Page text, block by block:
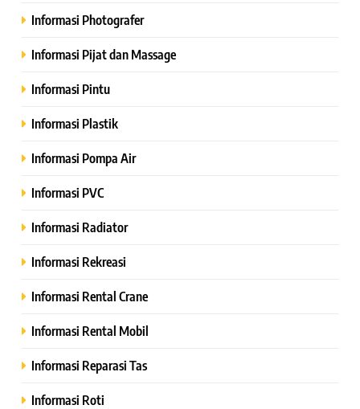
Informasi Photografer
Informasi Pijat dan Massage
Informasi Pintu
Informasi Plastik
Informasi Pompa Air
Informasi PVC
Informasi Radiator
Informasi Rekreasi
Informasi Rental Crane
Informasi Rental Mobil
Informasi Reparasi Tas
Informasi Roti